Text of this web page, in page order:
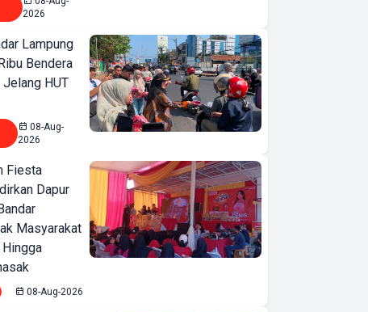
2026
Lampung
Bendera
HUT
08-Aug-
2026
Fiesta
Dapur
Masyarakat
08-Aug-2026